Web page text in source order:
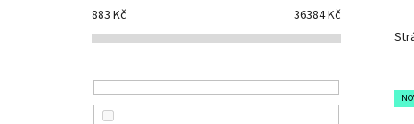
883 Kč 36384Kč
V
ý